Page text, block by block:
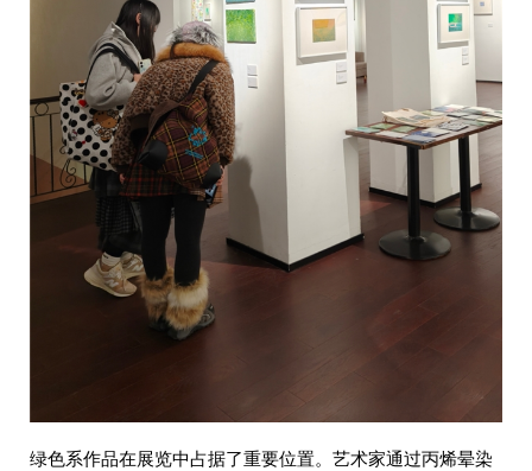
绿色系作品在展览中占据了重要位置。艺术家通过丙烯晕染